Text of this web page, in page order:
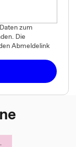
zum
Die
Abmeldelink